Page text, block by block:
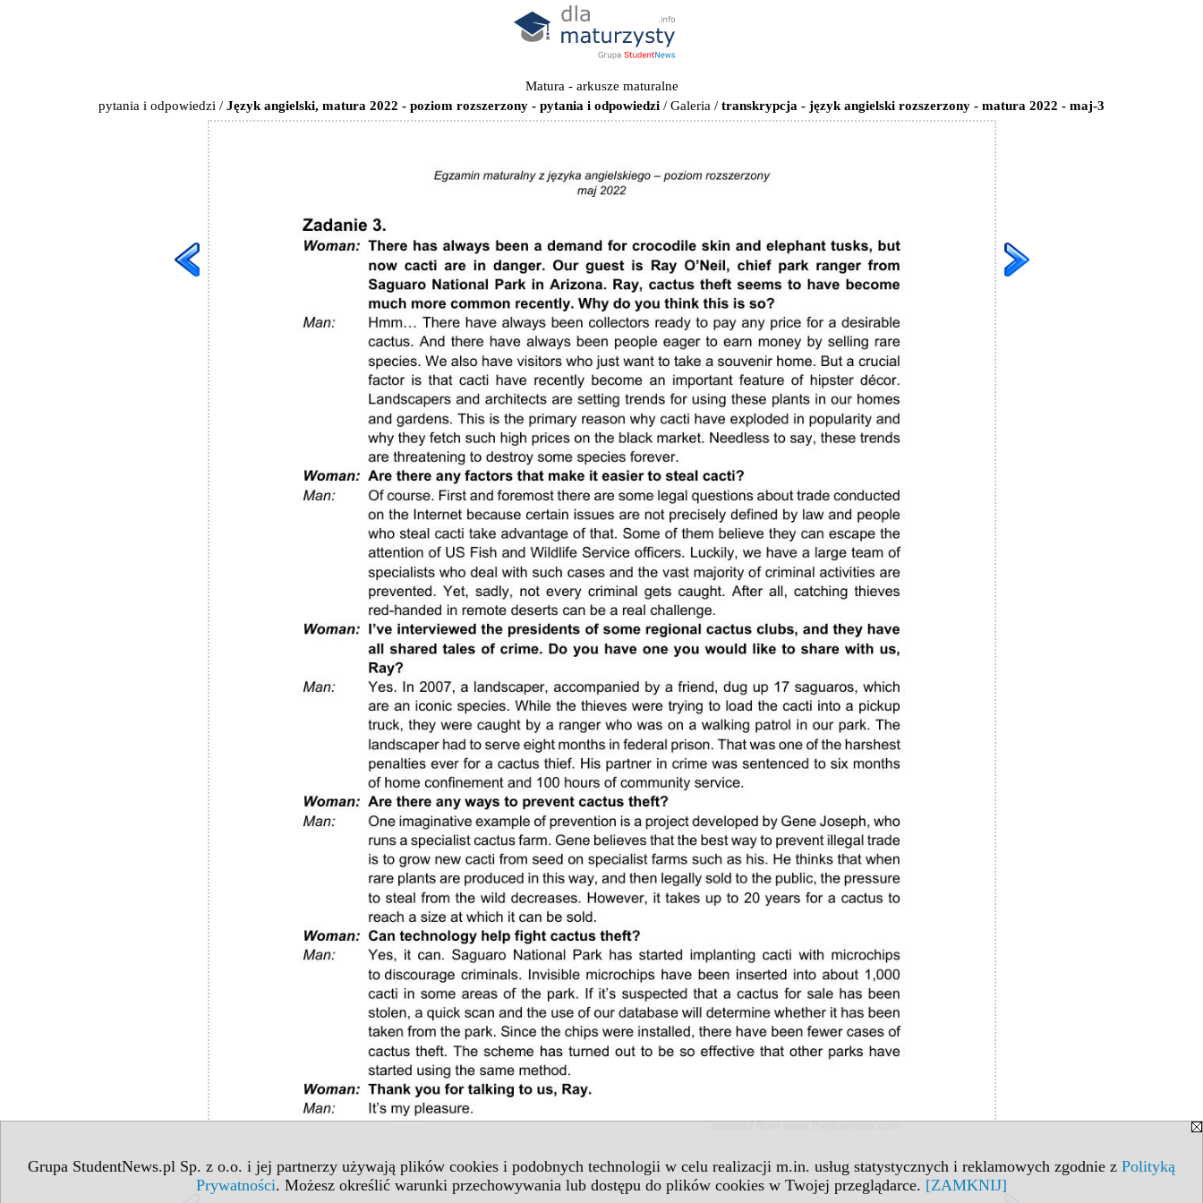
Grupa StudentNews.pl Sp. z o.o. i jej partnerzy używają plików cookies i podobnych technologii w celu realizacji m.in. usług statystycznych i reklamowych zgodnie z Polityką
Prywatności. Możesz określić warunki przechowywania lub dostępu do plików cookies w Twojej przeglądarce. [ZAMKNIJ]
Matura - arkusze maturalne
pytania i odpowiedzi / Język angielski, matura 2022 - poziom rozszerzony - pytania i odpowiedzi / Galeria / transkrypcja - język angielski rozszerzony - matura 2022 - maj-3